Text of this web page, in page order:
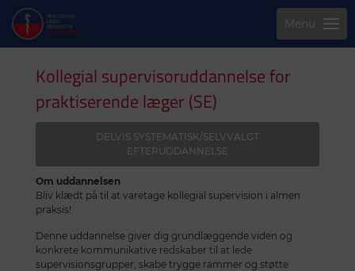
Menu
Kollegial supervisoruddannelse for
praktiserende læger (SE)
DELVIS SYSTEMATISK/SELVVALGT
EFTERUDDANNELSE
Om uddannelsen
Bliv klædt på til at varetage kollegial supervision i almen
praksis!
Denne uddannelse giver dig grundlæggende viden og
konkrete kommunikative redskaber til at lede
supervisionsgrupper, skabe trygge rammer og støtte